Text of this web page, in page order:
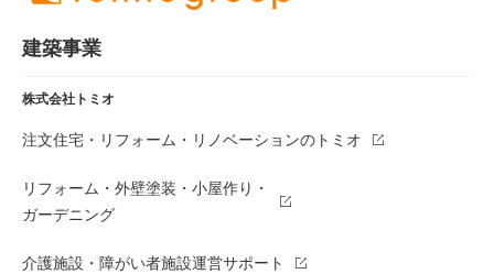
建築事業
株式会社トミオ
注文住宅・リフォーム・リノベーションのトミオ
リフォーム・外壁塗装・小屋作り・
ガーデニング
介護施設・障がい者施設運営サポート